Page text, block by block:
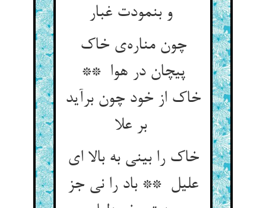
و بنمودت غبار
چون مناره‌ی خاک
پیچان در هوا **
خاک از خود چون برآید
بر علا
خاک را بینی به بالا ای
علیل ** باد را نی جز